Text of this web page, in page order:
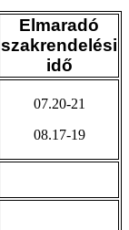
Elmaradó
szakrendelési
idő
07.20-21
08.17-19